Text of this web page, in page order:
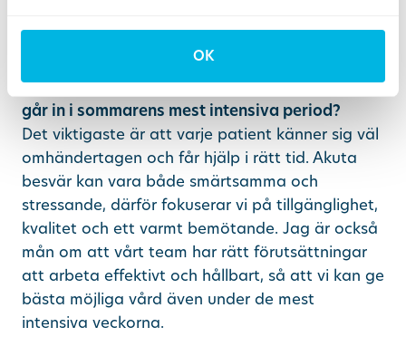
OK
Vad är viktigast för dig som klinikchef när ni
går in i sommarens mest intensiva period?
Det viktigaste är att varje patient känner sig väl
omhändertagen och får hjälp i rätt tid. Akuta
besvär kan vara både smärtsamma och
stressande, därför fokuserar vi på tillgänglighet,
kvalitet och ett varmt bemötande. Jag är också
mån om att vårt team har rätt förutsättningar
att arbeta effektivt och hållbart, så att vi kan ge
bästa möjliga vård även under de mest
intensiva veckorna.